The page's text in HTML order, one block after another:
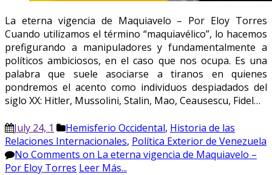
La eterna vigencia de Maquiavelo – Por Eloy Torres
Cuando utilizamos el término “maquiavélico”, lo hacemos
prefigurando a manipuladores y fundamentalmente a
políticos ambiciosos, en el caso que nos ocupa. Es una
palabra que suele asociarse a tiranos en quienes
pondremos el acento como individuos despiadados del
siglo XX: Hitler, Mussolini, Stalin, Mao, Ceausescu, Fidel…
July 24, 1 Hemisferio Occidental, Historia de las
Relaciones Internacionales, Política Exterior de Venezuela
No Comments on La eterna vigencia de Maquiavelo –
Por Eloy Torres Leer Más...